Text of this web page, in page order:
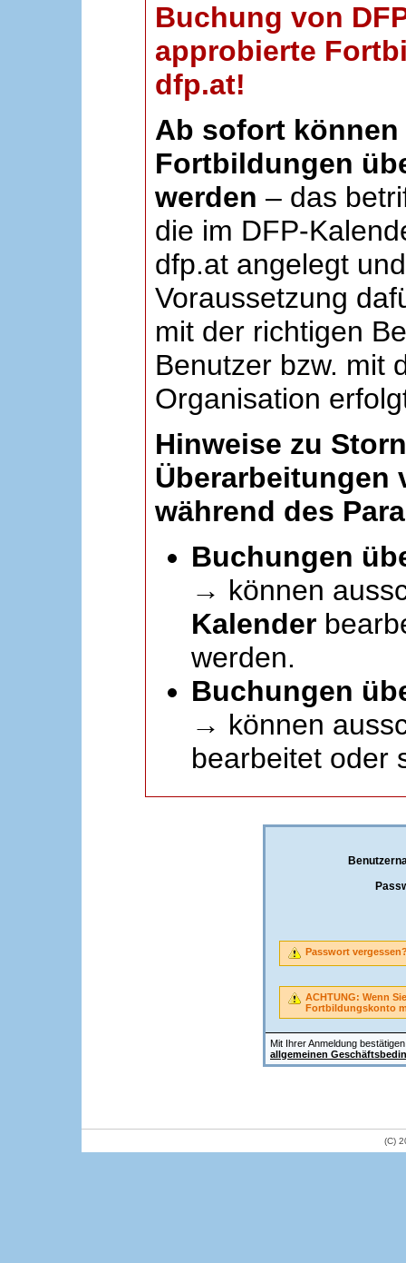
Buchung von
approbierte
dfp.at!
Ab sofort können
Fortbildungen
werden – das
die im DFP-
dfp.at angelegt
Voraussetzung
mit der richtigen
Benutzer bzw. mit
Organisation
Hinweise zu
Überarbeitungen
während des
Buchungen
→ können
Kalender
werden.
Buchungen
→ können
bearbeitet oder
Mit Ihrer Anmeldung
allgemeinen
Passwort
ACHTUNG: Wenn
Fortbildungskonto
(C)